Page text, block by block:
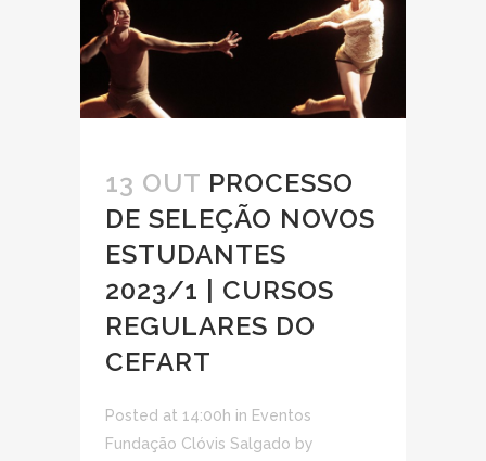
13 OUT PROCESSO
DE SELEÇÃO NOVOS
ESTUDANTES
2023/1 | CURSOS
REGULARES DO
CEFART
Posted at 14:00h in Eventos
Fundação Clóvis Salgado by